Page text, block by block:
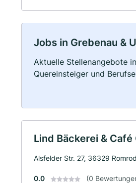
Jobs in Grebenau &
Aktuelle Stellenangebote
Quereinsteiger und
Lind Bäckerei & Café
Alsfelder Str. 27, 36329 Romrod
0.0 (0